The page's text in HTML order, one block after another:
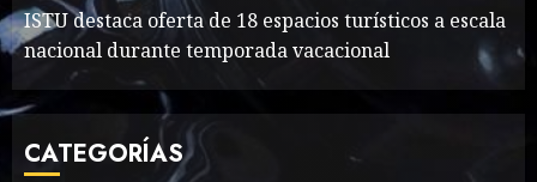
2
MAYO 14, 2024 867
Sex Talk? Its About Weight
ISTU destaca oferta de 18 espacios turísticos a escala
nacional durante temporada vacacional
CATEGORÍAS